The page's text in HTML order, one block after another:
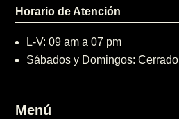
Horario de Atención
L-V: 09 am a 07 pm
Sábados y Domingos: Cerrado
Menú